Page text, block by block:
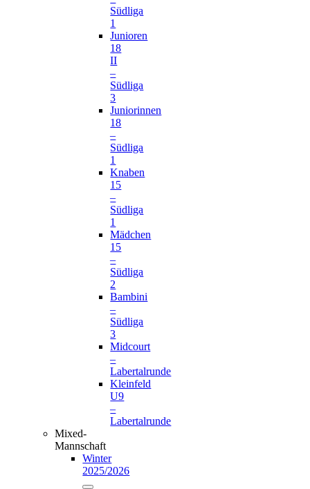
Südliga
1
Junioren
18
II
–
Südliga
3
Juniorinnen
18
–
Südliga
1
Knaben
15
–
Südliga
1
Mädchen
15
–
Südliga
2
Bambini
–
Südliga
3
Midcourt
–
Labertalrunde
Kleinfeld
U9
–
Labertalrunde
Mixed-
Mannschaft
Winter
2025/2026